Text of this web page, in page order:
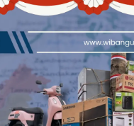
juga tidak terganggu
sudah memiliki metode
musim hujan.
beberapa hal yang harus
talud secara berkala.
atau longsoran kecil.